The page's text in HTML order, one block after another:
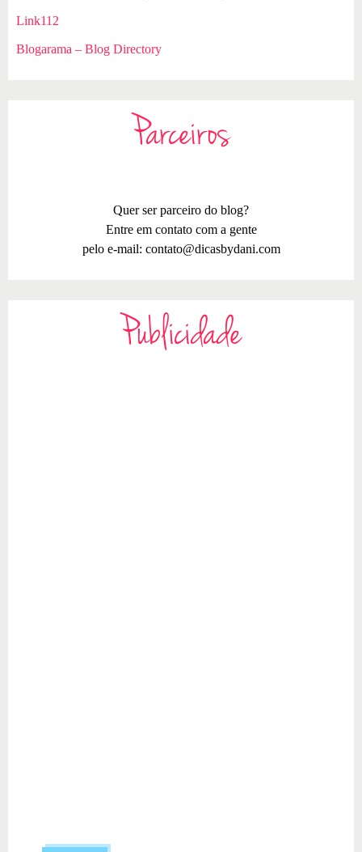
Link112
Blogarama – Blog Directory
Parceiros
Quer ser parceiro do blog?
Entre em contato com a gente
pelo e-mail: contato@dicasbydani.com
Publicidade